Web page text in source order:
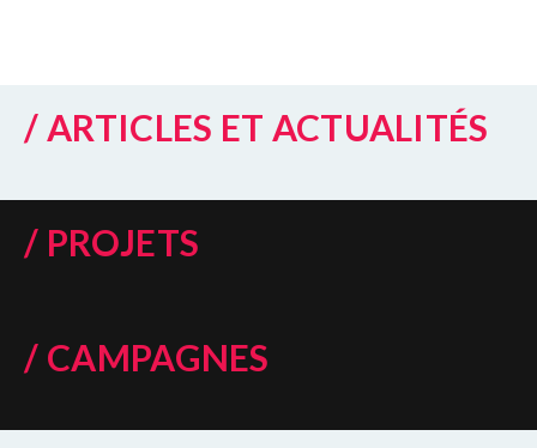
/ ARTICLES ET ACTUALITÉS
/ PROJETS
/ CAMPAGNES